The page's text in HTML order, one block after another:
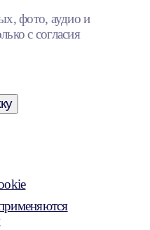
фото, аудио и
с согласия